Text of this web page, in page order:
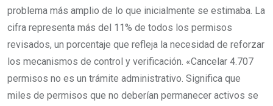
problema más amplio de lo que inicialmente se estimaba. La
cifra representa más del 11% de todos los permisos
revisados, un porcentaje que refleja la necesidad de reforzar
los mecanismos de control y verificación. «Cancelar 4.707
permisos no es un trámite administrativo. Significa que
miles de permisos que no deberían permanecer activos se